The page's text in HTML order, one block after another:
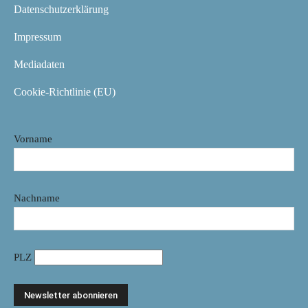
Datenschutzerklärung
Impressum
Mediadaten
Cookie-Richtlinie (EU)
Vorname
Nachname
PLZ